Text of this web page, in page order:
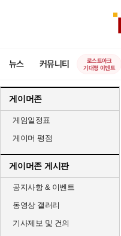
인
뉴스 커뮤니티
로스트아크
기대평 이벤트
게이머존
게임일정표
게이머 평점
게이머존 게시판
공지사항 & 이벤트
동영상 갤러리
기사제보 및 건의